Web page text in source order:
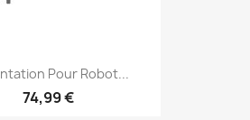
Pour Robot...
74,99 €